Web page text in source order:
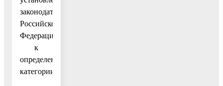
законодательством
Российской
Федерации,
к
определенной
категории»